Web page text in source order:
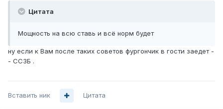
Цитата
Мощность на всю ставь и всё норм будет
ну если к Вам после таких советов фургончик в гости заедет -
- ССЗБ .
Вставить ник Цитата